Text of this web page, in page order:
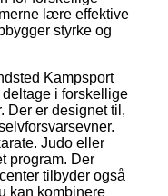
lære effektive
styrke og
Kampsport
i forskellige
Der er designet til,
Judo eller
program. Der
tilbyder også
kan kombinere